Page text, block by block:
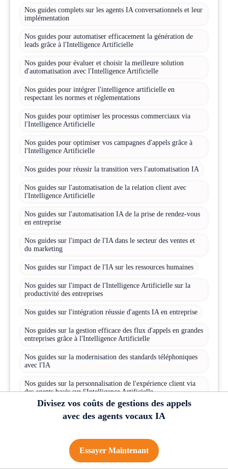
Divisez vos coûts de gestions des appels
avec des agents vocaux IA
Essayer Maintenant
Nos guides complets sur les agents IA conversationnels et leur
implémentation
Nos guides pour automatiser efficacement la génération de
leads grâce à l'Intelligence Artificielle
Nos guides pour évaluer et choisir la meilleure solution
d'automatisation avec l'Intelligence Artificielle
Nos guides pour intégrer l'intelligence artificielle en
respectant les normes et réglementations
Nos guides pour optimiser les processus commerciaux via
l'Intelligence Artificielle
Nos guides pour optimiser vos campagnes d'appels grâce à
l'Intelligence Artificielle
Nos guides pour réussir la transition vers l'automatisation IA
Nos guides sur l'automatisation de la relation client avec
l'Intelligence Artificielle
Nos guides sur l'automatisation IA de la prise de rendez-vous
en entreprise
Nos guides sur l'impact de l'IA dans le secteur des ventes et
du marketing
Nos guides sur l'impact de l'IA sur les ressources humaines
Nos guides sur l'impact de l'Intelligence Artificielle sur la
productivité des entreprises
Nos guides sur l'intégration réussie d'agents IA en entreprise
Nos guides sur la gestion efficace des flux d'appels en grandes
entreprises grâce à l'Intelligence Artificielle
Nos guides sur la modernisation des standards téléphoniques
avec l'IA
Nos guides sur la personnalisation de l'expérience client via
des agents basés sur l'Intelligence Artificielle
Nos guides sur la réduction des coûts grâce à l'automatisation